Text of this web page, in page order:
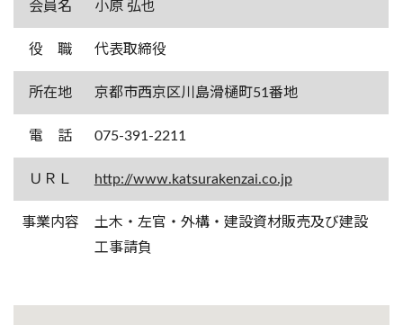
会員名 小原 弘也
役 職 代表取締役
所在地 京都市西京区川島滑樋町51番地
電 話 075-391-2211
ＵＲＬ http://www.katsurakenzai.co.jp
事業内容
土木・左官・外構・建設資材販売及び建設
工事請負